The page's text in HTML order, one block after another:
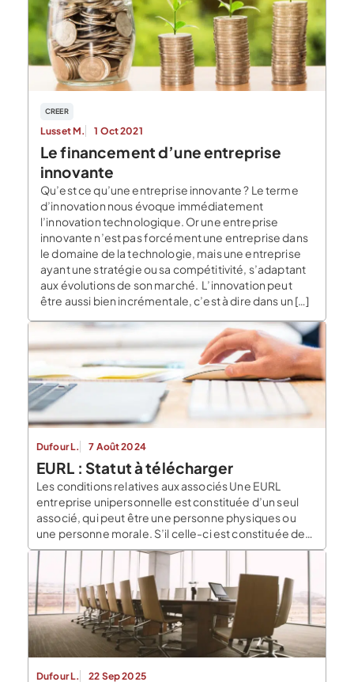
CREER
Lusset M. 1 Oct 2021
Le financement d’une entreprise
innovante
Qu’est ce qu’une entreprise innovante ? Le terme
d’innovation nous évoque immédiatement
l’innovation technologique. Or une entreprise
innovante n’est pas forcément une entreprise dans
le domaine de la technologie, mais une entreprise
ayant une stratégie ou sa compétitivité, s’adaptant
aux évolutions de son marché. L’innovation peut
être aussi bien incrémentale, c’est à dire dans un […]
Dufour L. 7 Août 2024
EURL : Statut à télécharger
Les conditions relatives aux associés Une EURL
entreprise unipersonnelle est constituée d’un seul
associé, qui peut être une personne physiques ou
une personne morale. S’il celle-ci est constituée de
plusieurs associés il s’agit donc d’une SARL (Société A
Responsabilité Limitée). Les conditions liées au
capital social et aux apports Le capital social de l’EURL
est librement […]
Dufour L. 22 Sep 2025